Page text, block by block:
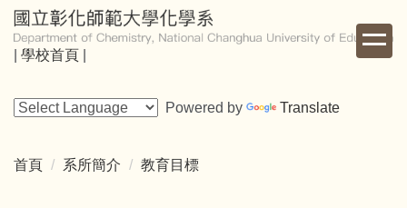
跳
到
主
內
學校首頁
Powered by Translate
首頁 系所簡介 教育目標